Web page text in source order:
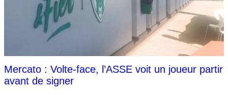
Mercato : Volte-face, l’ASSE voit un joueur partir
avant de signer